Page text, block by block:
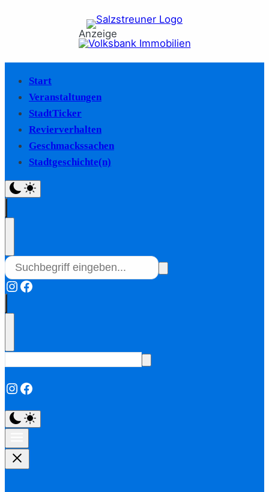
Anzeige
Start
Veranstaltungen
StadtTicker
Revierverhalten
Geschmackssachen
Stadtgeschichte(n)
Instagram
Facebook
Instagram
Facebook